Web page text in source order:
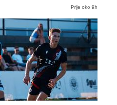
Prije oko 9h